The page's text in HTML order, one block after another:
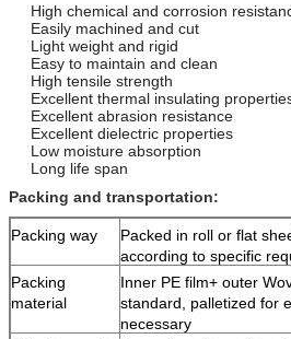
High chemical and corrosion
Easily machined and cut
Light weight and rigid
Easy to maintain and clean
High tensile strength
Excellent thermal insulating
Excellent abrasion resistance
Excellent dielectric properties
Low moisture absorption
Long life span
Packing and transportation:
Packing way
Packed in roll or flat
according to specific
Packing
material
Inner PE film+ outer
standard, palletized for
necessary